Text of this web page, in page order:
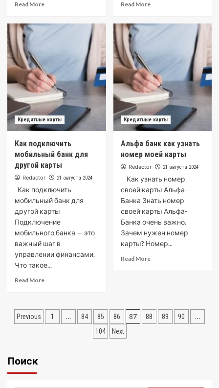
Read More Read More
Кредитные карты
Как подключить
мобильный банк для
другой карты
Redactor 21 августа 2024
Как подключить
мобильный банк для
другой карты
Подключение
мобильного банка — это
важный шаг в
управлении финансами.
Что такое...
Read More
Кредитные карты
Альфа банк как узнать
номер моей карты
Redactor 21 августа 2024
Как узнать номер
своей карты Альфа-
Банка Знать номер
своей карты Альфа-
Банка очень важно.
Зачем нужен номер
карты? Номер...
Read More
Пагинация
Previous 1 … 84 85 86 87 88 89 90 …
104 Next
Поиск